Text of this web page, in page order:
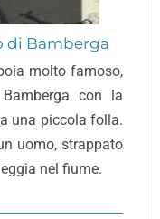
di Bamberga
molto famoso,
con la
una piccola folla.
uomo, strappato
nel fiume.